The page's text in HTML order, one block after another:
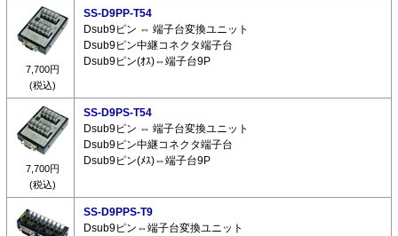
7,700円
(税込)
SS-D9PP-T54
Dsub9ピン ⇔ 端子台変換ユニット
Dsub9ピン中継コネクタ端子台
Dsub9ピン(ｵｽ)⇔端子台9P
7,700円
(税込)
SS-D9PS-T54
Dsub9ピン ⇔ 端子台変換ユニット
Dsub9ピン中継コネクタ端子台
Dsub9ピン(ﾒｽ)⇔端子台9P
SS-D9PPS-T9
Dsub9ピン⇔端子台変換ユニット